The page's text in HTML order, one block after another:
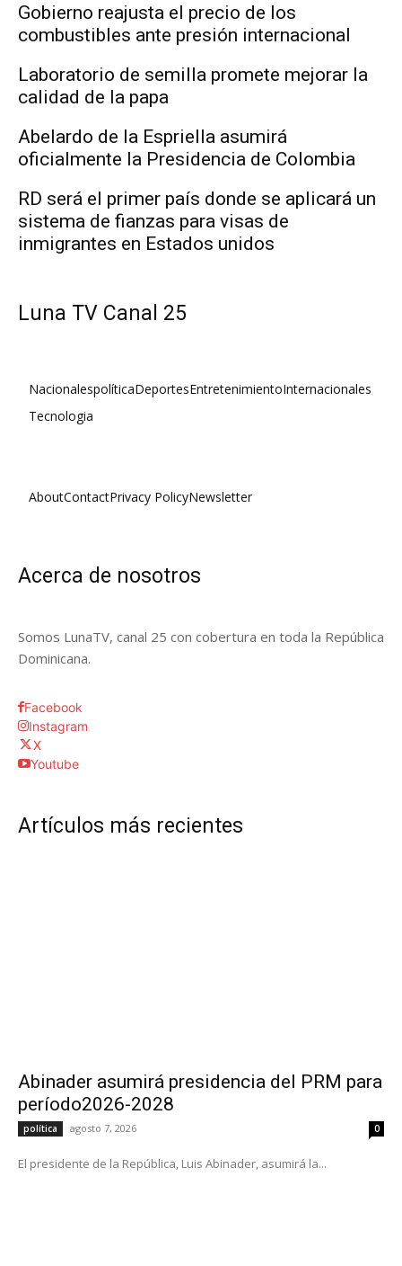
Gobierno reajusta el precio de los
combustibles ante presión internacional
Laboratorio de semilla promete mejorar la
calidad de la papa
Abelardo de la Espriella asumirá
oficialmente la Presidencia de Colombia
RD será el primer país donde se aplicará un
sistema de fianzas para visas de
inmigrantes en Estados unidos
Luna TV Canal 25
NacionalespolíticaDeportesEntretenimientoInternacionales
Tecnologia
AboutContactPrivacy PolicyNewsletter
Acerca de nosotros
Somos LunaTV, canal 25 con cobertura en toda la República
Dominicana.
Facebook
Instagram
X
Youtube
Artículos más recientes
Abinader asumirá presidencia del PRM para
período2026-2028
política agosto 7, 2026 0
El presidente de la República, Luis Abinader, asumirá la...